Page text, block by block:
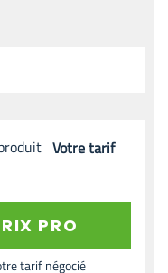
Votre tarif
PRO
tarif négocié